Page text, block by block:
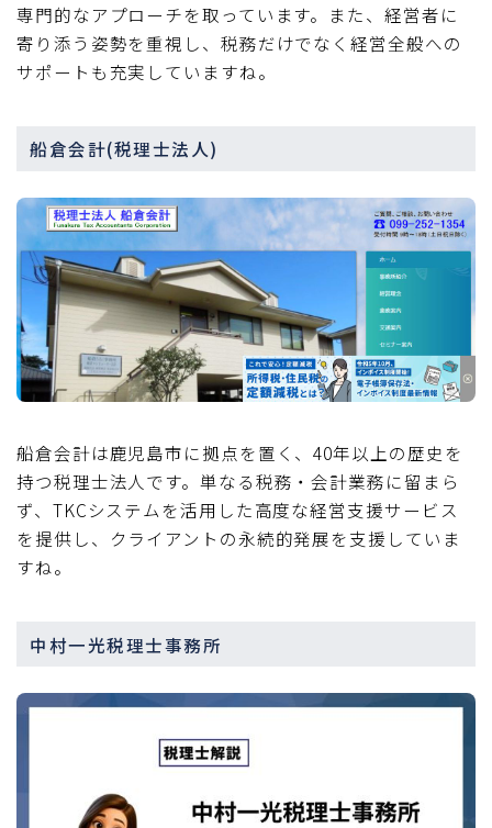
専門的なアプローチを取っています。また、経営者に
寄り添う姿勢を重視し、税務だけでなく経営全般への
サポートも充実していますね。
船倉会計(税理士法人)
船倉会計は鹿児島市に拠点を置く、40年以上の歴史を
持つ税理士法人です。単なる税務・会計業務に留まら
ず、TKCシステムを活用した高度な経営支援サービス
を提供し、クライアントの永続的発展を支援していま
すね。
中村一光税理士事務所